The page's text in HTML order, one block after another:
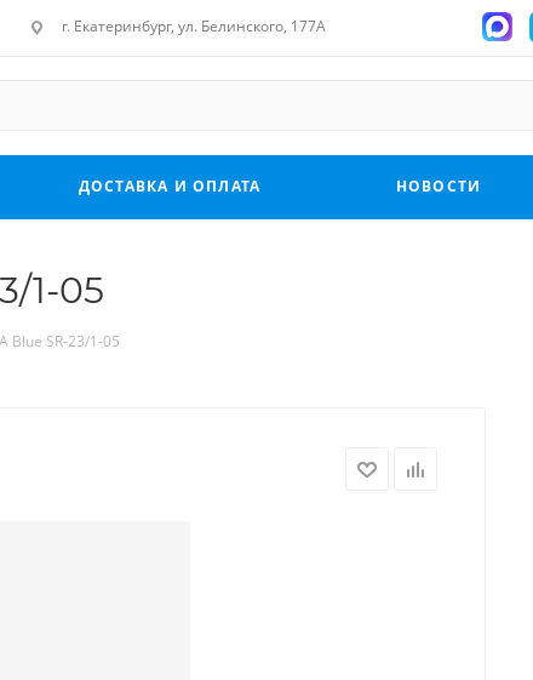
г. Екатеринбург, ул. Белинского, 177А
ДОСТАВКА И ОПЛАТА НОВОСТИ
1-05
Blue SR-23/1-05